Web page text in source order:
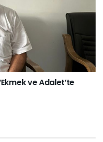
ve Adalet’te